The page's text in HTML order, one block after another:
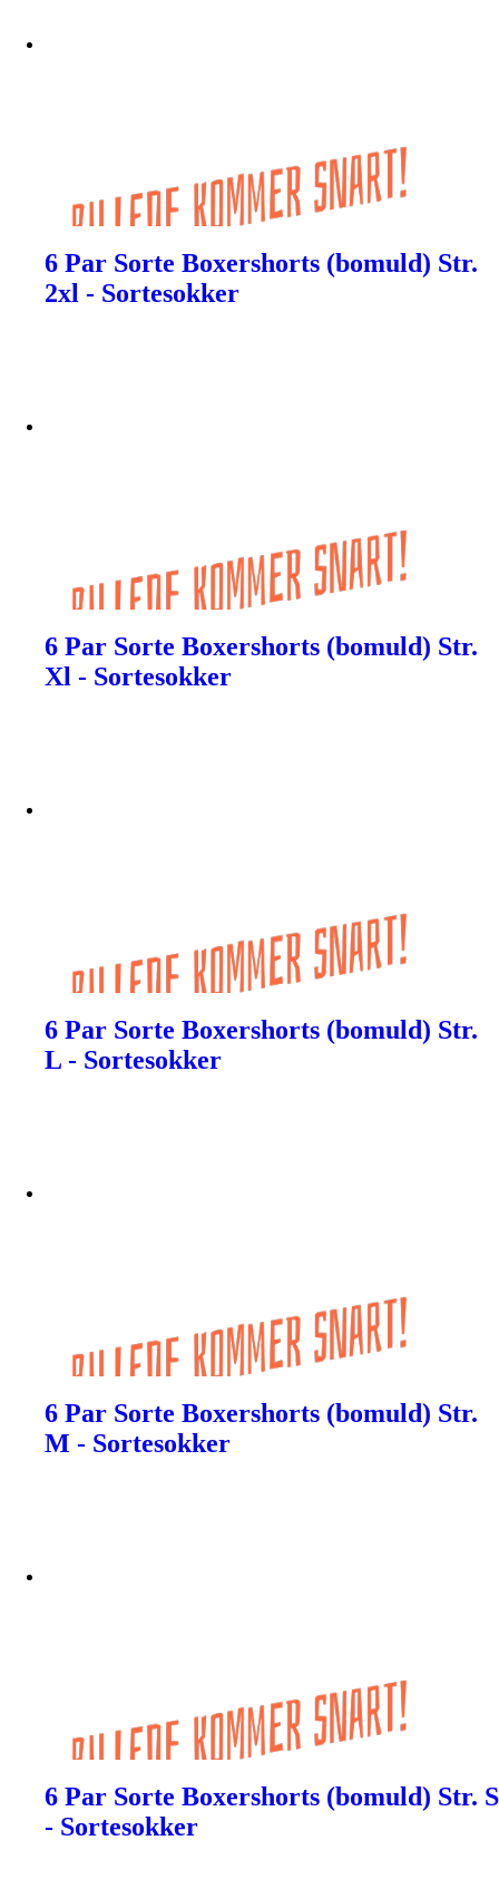
6 Par Sorte Boxershorts (bomuld) Str.
2xl - Sortesokker
6 Par Sorte Boxershorts (bomuld) Str.
Xl - Sortesokker
6 Par Sorte Boxershorts (bomuld) Str.
L - Sortesokker
6 Par Sorte Boxershorts (bomuld) Str.
M - Sortesokker
6 Par Sorte Boxershorts (bomuld) Str. S
- Sortesokker